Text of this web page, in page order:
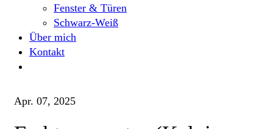
Fenster & Türen
Schwarz-Weiß
Über mich
Kontakt
Apr. 07, 2025